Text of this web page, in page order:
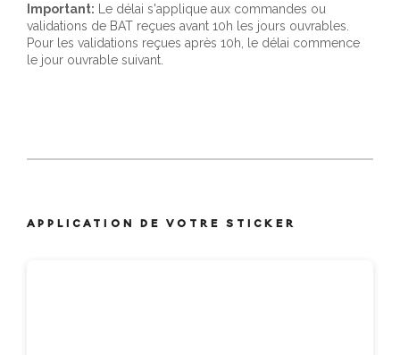
Important: Le délai s'applique aux commandes ou
validations de BAT reçues avant 10h les jours ouvrables.
Pour les validations reçues après 10h, le délai commence
le jour ouvrable suivant.
APPLICATION DE VOTRE STICKER